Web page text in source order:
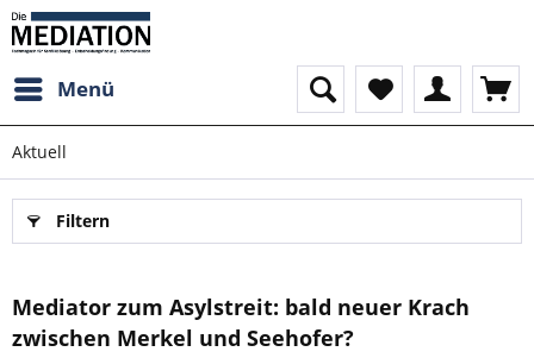
Menü
Aktuell
Filtern
Mediator zum Asylstreit: bald neuer Krach
zwischen Merkel und Seehofer?